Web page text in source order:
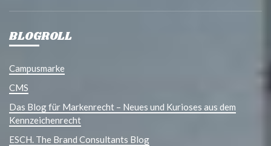
BLOGROLL
Campusmarke
CMS
Das Blog für Markenrecht – Neues und Kurioses aus dem
Kennzeichenrecht
ESCH. The Brand Consultants Blog